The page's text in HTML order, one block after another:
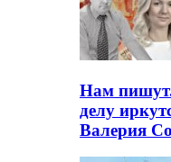
Нам пишут.
делу
Валерия